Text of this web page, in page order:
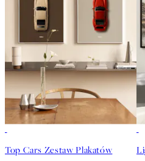
Top Cars Zestaw Plakatów